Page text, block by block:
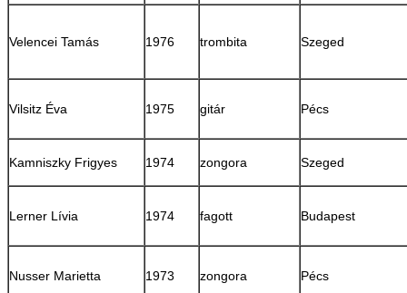
Velencei Tamás 1976 trombita Szeged
Vilsitz Éva 1975 gitár Pécs
Kamniszky Frigyes 1974 zongora Szeged
Lerner Lívia 1974 fagott Budapest
Nusser Marietta 1973 zongora Pécs